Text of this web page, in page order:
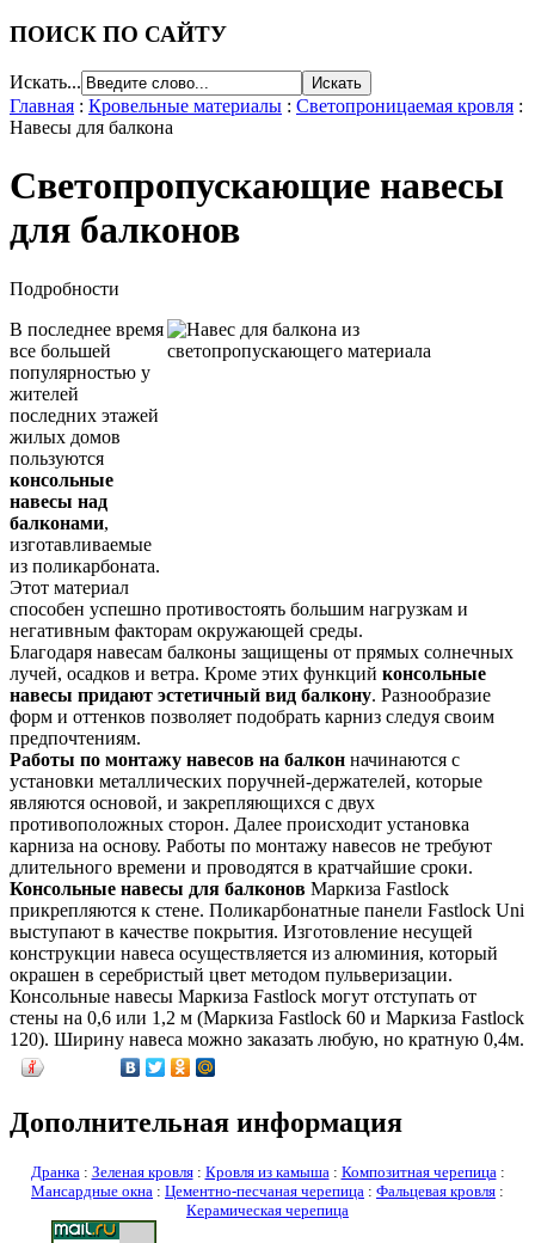
ПОИСК ПО САЙТУ
Искать...
Главная : Кровельные материалы : Светопроницаемая кровля :
Навесы для балкона
Светопропускающие навесы
для балконов
Подробности
В последнее время
все большей
популярностью у
жителей
последних этажей
жилых домов
пользуются
консольные
навесы над
балконами,
изготавливаемые
из поликарбоната.
Этот материал
способен успешно противостоять большим нагрузкам и
негативным факторам окружающей среды.
Благодаря навесам балконы защищены от прямых солнечных
лучей, осадков и ветра. Кроме этих функций консольные
навесы придают эстетичный вид балкону. Разнообразие
форм и оттенков позволяет подобрать карниз следуя своим
предпочтениям.
Работы по монтажу навесов на балкон начинаются с
установки металлических поручней-держателей, которые
являются основой, и закрепляющихся с двух
противоположных сторон. Далее происходит установка
карниза на основу. Работы по монтажу навесов не требуют
длительного времени и проводятся в кратчайшие сроки.
Консольные навесы для балконов Маркиза Fastlock
прикрепляются к стене. Поликарбонатные панели Fastlock Uni
выступают в качестве покрытия. Изготовление несущей
конструкции навеса осуществляется из алюминия, который
окрашен в серебристый цвет методом пульверизации.
Консольные навесы Маркиза Fastlock могут отступать от
стены на 0,6 или 1,2 м (Маркиза Fastlock 60 и Маркиза Fastlock
120). Ширину навеса можно заказать любую, но кратную 0,4м.
Дополнительная информация
Дранка: Зеленая кровля: Кровля из камыша: Композитная черепица:
Мансардные окна : Цементно-песчаная черепица : Фальцевая кровля :
Керамическая черепица